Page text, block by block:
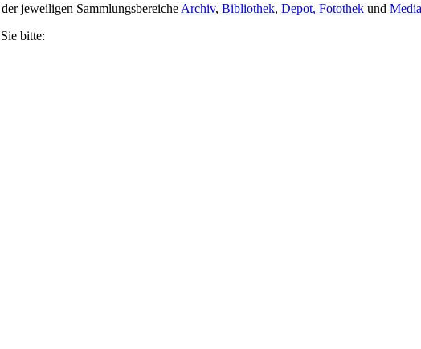
jeweiligen Sammlungsbereiche Archiv, Bibliothek, Depot, Fotothek und
bitte: